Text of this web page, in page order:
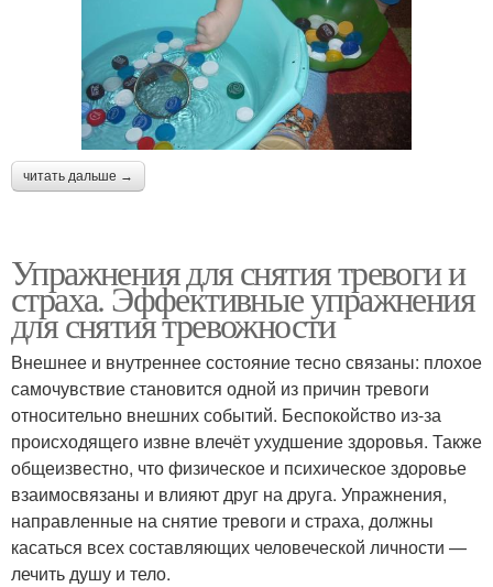
читать дальше →
Упражнения для снятия тревоги и
страха. Эффективные упражнения
для снятия тревожности
Внешнее и внутреннее состояние тесно связаны: плохое
самочувствие становится одной из причин тревоги
относительно внешних событий. Беспокойство из-за
происходящего извне влечёт ухудшение здоровья. Также
общеизвестно, что физическое и психическое здоровье
взаимосвязаны и влияют друг на друга. Упражнения,
направленные на снятие тревоги и страха, должны
касаться всех составляющих человеческой личности —
лечить душу и тело.